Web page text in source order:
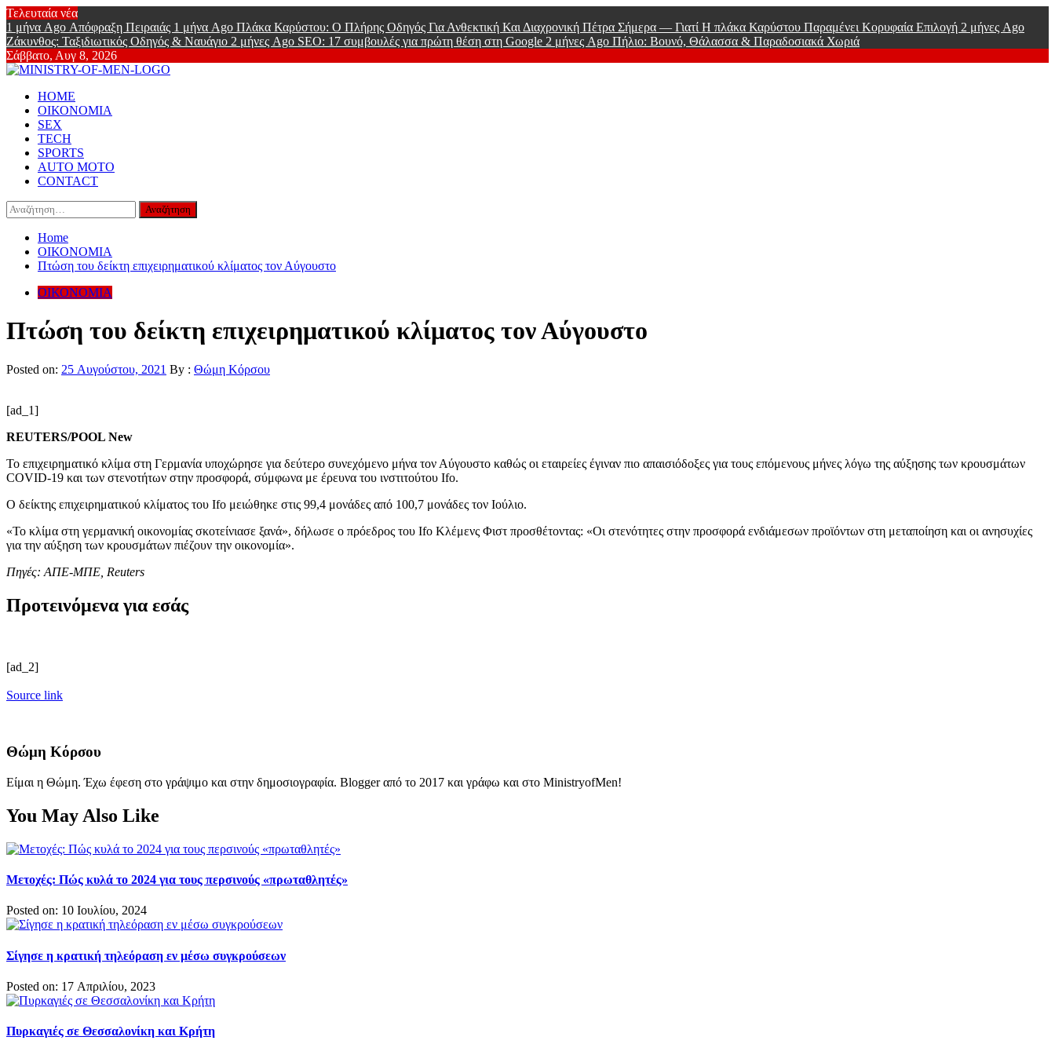
Skip
to
content
Τελευταία νέα
1 μήνα Ago Απόφραξη Πειραιάς 1 μήνα Ago Πλάκα Καρύστου: Ο Πλήρης Οδηγός Για Ανθεκτική Και Διαχρονική Πέτρα Σήμερα — Γιατί Η πλάκα Καρύστου Παραμένει Κορυφαία Επιλογή 2 μήνες Ago
Ζάκυνθος: Ταξιδιωτικός Οδηγός & Ναυάγιο 2 μήνες Ago SEO: 17 συμβουλές για πρώτη θέση στη Google 2 μήνες Ago Πήλιο: Βουνό, Θάλασσα & Παραδοσιακά Χωριά
Σάββατο, Αυγ 8, 2026
Online Lifestyle περιοδικό για Aνδρες
Primary
Menu
HOME
ΟΙΚΟΝΟΜΙΑ
SEX
TECH
SPORTS
AUTO MOTO
CONTACT
Αναζήτηση
για:
Home
ΟΙΚΟΝΟΜΙΑ
Πτώση του δείκτη επιχειρηματικού κλίματος τον Αύγουστο
ΟΙΚΟΝΟΜΙΑ
Πτώση του δείκτη επιχειρηματικού κλίματος τον Αύγουστο
Posted on: 25 Αυγούστου, 2021 By : Θώμη Κόρσου
[ad_1]
REUTERS/POOL New
To επιχειρηματικό κλίμα στη Γερμανία υποχώρησε για δεύτερο συνεχόμενο μήνα τον Αύγουστο καθώς οι εταιρείες έγιναν πιο απαισιόδοξες για τους επόμενους μήνες λόγω της αύξησης των κρουσμάτων
COVID-19 και των στενοτήτων στην προσφορά, σύμφωνα με έρευνα του ινστιτούτου Ifo.
O δείκτης επιχειρηματικού κλίματος του Ifo μειώθηκε στις 99,4 μονάδες από 100,7 μονάδες τον Ιούλιο.
«Το κλίμα στη γερμανική οικονομίας σκοτείνιασε ξανά», δήλωσε ο πρόεδρος του Ifo Κλέμενς Φιστ προσθέτοντας: «Οι στενότητες στην προσφορά ενδιάμεσων προϊόντων στη μεταποίηση και οι ανησυχίες
για την αύξηση των κρουσμάτων πιέζουν την οικονομία».
Πηγές: ΑΠΕ-ΜΠΕ, Reuters
Προτεινόμενα για εσάς
[ad_2]
Source link
Θώμη Κόρσου
Είμαι η Θώμη. Έχω έφεση στο γράψιμο και στην δημοσιογραφία. Blogger από το 2017 και γράφω και στο MinistryofMen!
You May Also Like
Μετοχές: Πώς κυλά το 2024 για τους περσινούς «πρωταθλητές»
Posted on: 10 Ιουλίου, 2024
Σίγησε η κρατική τηλεόραση εν μέσω συγκρούσεων
Posted on: 17 Απριλίου, 2023
Πυρκαγιές σε Θεσσαλονίκη και Κρήτη